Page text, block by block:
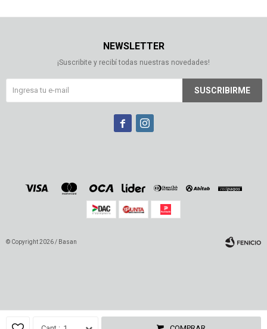
NEWSLETTER
¡Suscribite y recibí todas nuestras novedades!
SUSCRIBIRME
 
© Copyright 2026 / Basan